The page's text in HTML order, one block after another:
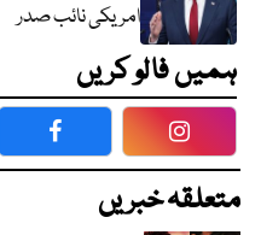
امریکی نائب صدر
ہمیں فالو کریں
Facebook
متعلقہ خبریں